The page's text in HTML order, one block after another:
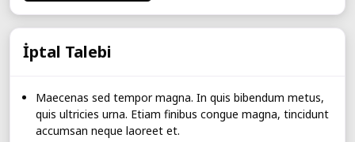
İptal Talebi
Maecenas sed tempor magna. In quis bibendum metus,
quis ultricies urna. Etiam finibus congue magna, tincidunt
accumsan neque laoreet et.